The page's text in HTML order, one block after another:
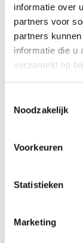
informatie over
partners voor
partners
informatie die u
verzameld op
Noodzakelijk
Voorkeuren
Statistieken
Marketing
6.